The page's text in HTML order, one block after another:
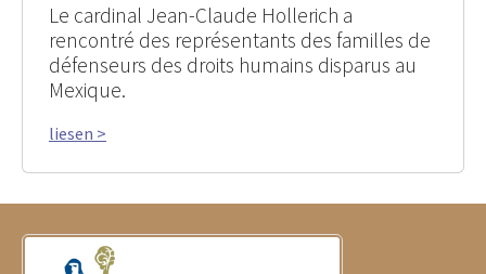
Le cardinal Jean-Claude Hollerich a
rencontré des représentants des familles de
défenseurs des droits humains disparus au
Mexique.
liesen >